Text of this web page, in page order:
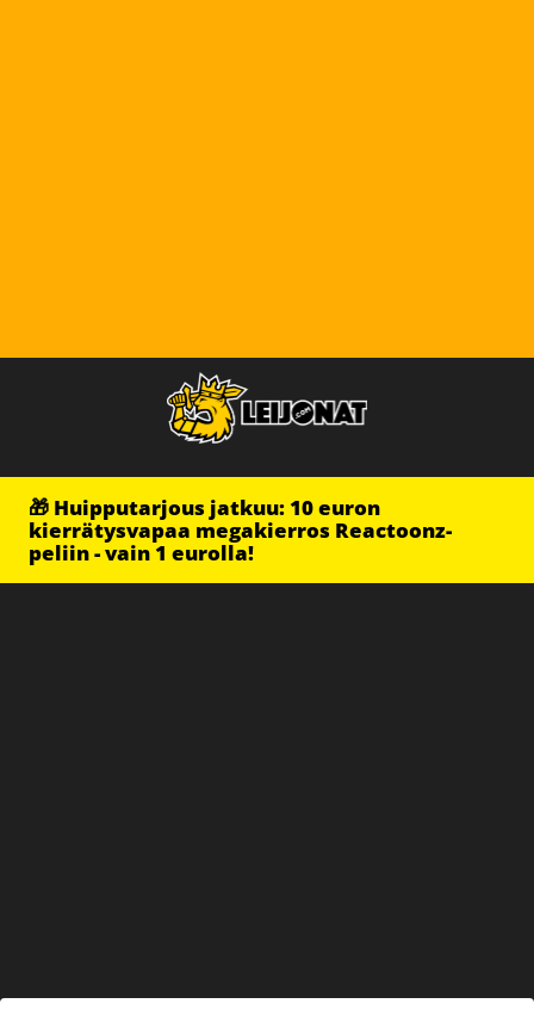
🎁 Huipputarjous jatkuu: 10 euron
kierrätysvapaa megakierros Reactoonz-
peliin - vain 1 eurolla!